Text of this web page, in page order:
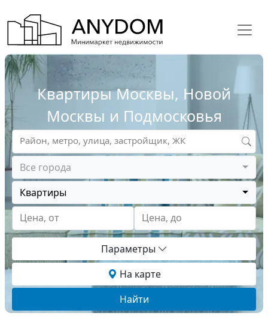
Квартиры Москвы, Новой
Москвы и Подмосковья
Все города
Квартиры
Цена, от
Цена, до
Район, метро, улица, застройщик, ЖК
Параметры
На карте
Найти